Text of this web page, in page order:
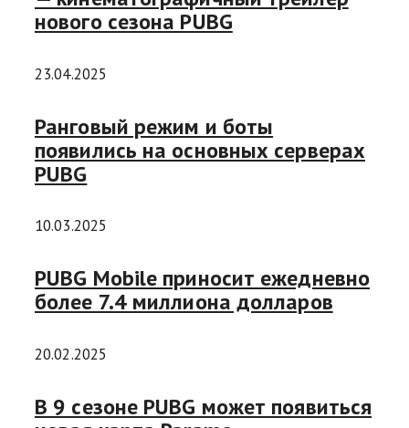
нового сезона PUBG
23.04.2025
Ранговый режим и боты
появились на основных серверах
PUBG
10.03.2025
PUBG Mobile приносит ежедневно
более 7.4 миллиона долларов
20.02.2025
В 9 сезоне PUBG может появиться